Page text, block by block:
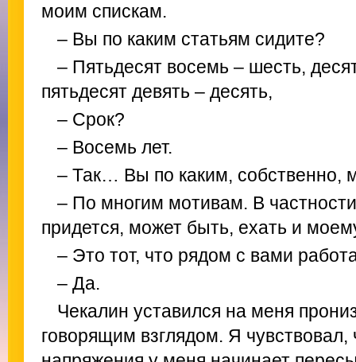
моим спискам.
– Вы по каким статьям сидите?
– Пятьдесят восемь – шесть,
пятьдесят девять – десять,
– Срок?
– Восемь лет.
– Так… Вы по каким, собственно,
– По многим мотивам. В
придется, может быть, ехать и
– Это тот, что рядом с вами
– Да.
Чекалин уставился на меня
говорящим взглядом. Я чувствовал,